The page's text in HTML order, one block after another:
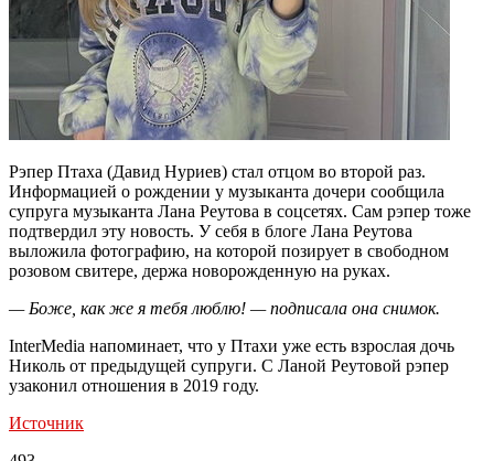
Рэпер Птаха (Давид Нуриев) стал отцом во второй раз.
Информацией о рождении у музыканта дочери сообщила
супруга музыканта Лана Реутова в соцсетях. Сам рэпер тоже
подтвердил эту новость. У себя в блоге Лана Реутова
выложила фотографию, на которой позирует в свободном
розовом свитере, держа новорожденную на руках.
— Боже, как же я тебя люблю! — подписала она снимок.
InterMedia напоминает, что у Птахи уже есть взрослая дочь
Николь от предыдущей супруги. С Ланой Реутовой рэпер
узаконил отношения в 2019 году.
Источник